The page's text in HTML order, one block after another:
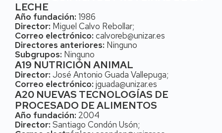
LECHE
Año fundación: 1986
Director: Miguel Calvo Rebollar;
Correo electrónico: calvoreb@unizar.es
Directores anteriores: Ninguno
Subgrupos: Ninguno
A19 NUTRICIÓN ANIMAL
Director: José Antonio Guada Vallepuga;
Correo electrónico: jguada@unizar.es
A20 NUEVAS TECNOLOGÍAS DE
PROCESADO DE ALIMENTOS
Año fundación: 2004
Director: Santiago Condón Usón;